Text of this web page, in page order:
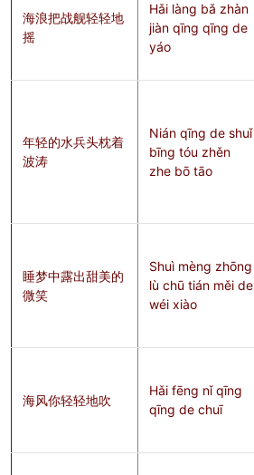
海浪把战舰轻轻地
摇
Hǎi làng bǎ zhàn
jiàn qīng qīng de
yáo
年轻的水兵头枕着
波涛
Nián qīng de shuǐ
bīng tóu zhěn
zhe bō tāo
睡梦中露出甜美的
微笑
Shuì mèng zhōng
lù chū tián měi de
wéi xiào
海风你轻轻地吹
Hǎi fēng nǐ qīng
qīng de chuī